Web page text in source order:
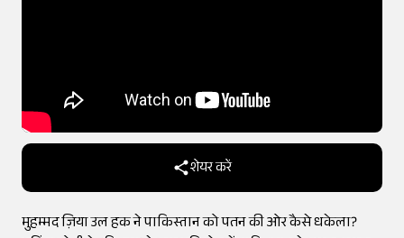
शेयर करें
मुहम्मद ज़िया उल हक ने पाकिस्तान को पतन की ओर कैसे धकेला?